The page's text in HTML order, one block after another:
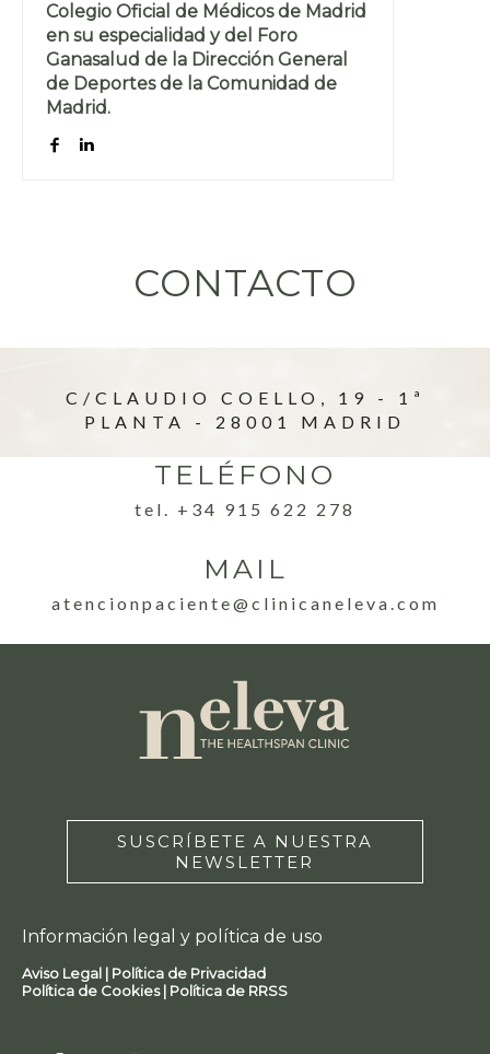
Colegio Oficial de Médicos de Madrid
en su especialidad y del Foro
Ganasalud de la Dirección General
de Deportes de la Comunidad de
Madrid.
CONTACTO
C/CLAUDIO COELLO, 19 - 1ª
PLANTA - 28001 MADRID
TELÉFONO
tel. +34 915 622 278
MAIL
atencionpaciente@clinicaneleva.com
SUSCRÍBETE A NUESTRA
NEWSLETTER
Información legal y política de uso
Aviso Legal | Política de Privacidad
Política de Cookies | Política de RRSS